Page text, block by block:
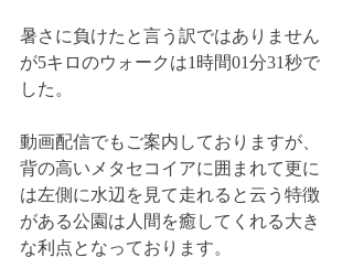
暑さに負けたと言う訳ではありません
が5キロのウォークは1時間01分31秒で
した。
動画配信でもご案内しておりますが、
背の高いメタセコイアに囲まれて更に
は左側に水辺を見て走れると云う特徴
がある公園は人間を癒してくれる大き
な利点となっております。